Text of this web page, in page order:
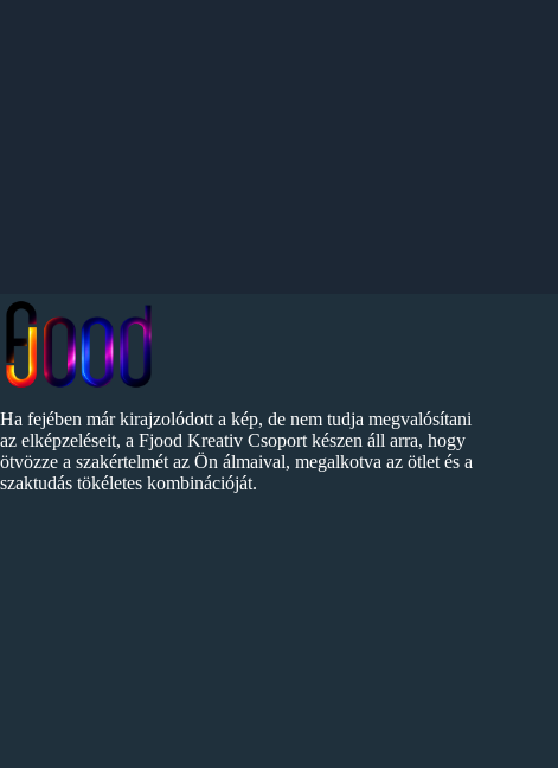
Ha fejében már kirajzolódott a kép, de nem tudja megvalósítani
az elképzeléseit, a Fjood Kreativ Csoport készen áll arra, hogy
ötvözze a szakértelmét az Ön álmaival, megalkotva az ötlet és a
szaktudás tökéletes kombinációját.